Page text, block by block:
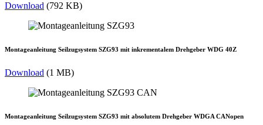
Download (792 KB)
Montageanleitung Seilzugsystem SZG93 mit inkrementalem Drehgeber WDG 40Z
Download (1 MB)
Montageanleitung Seilzugsystem SZG93 mit absolutem Drehgeber WDGA CANopen